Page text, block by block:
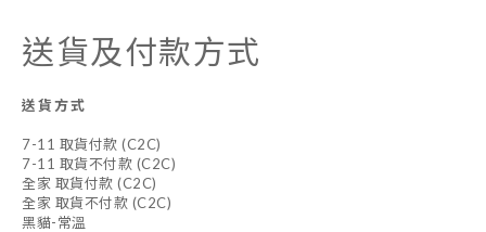
送貨及付款方式
送貨方式
7-11 取貨付款 (C2C)
7-11 取貨不付款 (C2C)
全家 取貨付款 (C2C)
全家 取貨不付款 (C2C)
黑貓-常溫